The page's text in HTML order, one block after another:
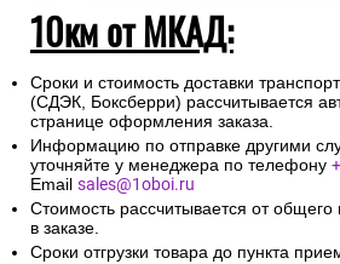
10км от МКАД:
Сроки и стоимость доставки
(СДЭК, Боксберри) рассчитывается
странице оформления заказа.
Информацию по отправке другими
уточняйте у менеджера по телефону
Email sales@1oboi.ru
Стоимость рассчитывается от
в заказе.
Сроки отгрузки товара до пункта